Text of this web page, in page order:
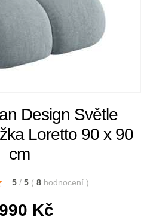
Design Světle
Loretto 90 x 90
cm
5 / 5 ( 8 hodnocení )
Kč